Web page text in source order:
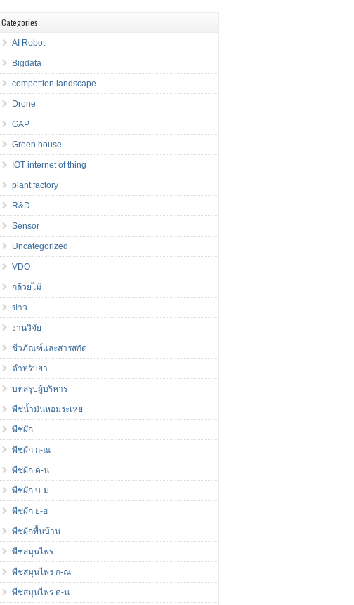
Categories
AI Robot
Bigdata
compettion landscape
Drone
GAP
Green house
IOT internet of thing
plant factory
R&D
Sensor
Uncategorized
VDO
กล้วยไม้
ข่าว
งานวิจัย
ชีวภัณฑ์และสารสกัด
ตำหรับยา
บทสรุปผู้บริหาร
พืชน้ำมันหอมระเหย
พืชผัก
พืชผัก ก-ณ
พืชผัก ด-น
พืชผัก บ-ม
พืชผัก ย-ฮ
พืชผักพื้นบ้าน
พืชสมุนไพร
พืชสมุนไพร ก-ณ
พืชสมุนไพร ด-น